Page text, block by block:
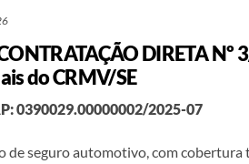
DIRETA
do CRMV/SE
0390029.00000002/2025-07
de seguro automotivo, com